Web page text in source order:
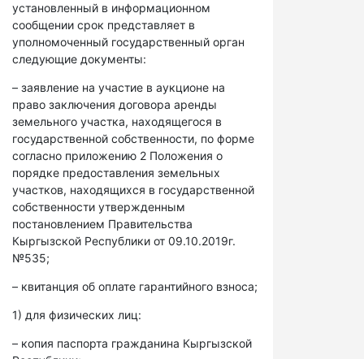
установленный в информационном
сообщении срок представляет в
уполномоченный государственный орган
следующие документы:
– заявление на участие в аукционе на
право заключения договора аренды
земельного участка, находящегося в
государственной собственности, по форме
согласно приложению 2 Положения о
порядке предоставления земельных
участков, находящихся в государственной
собственности утвержденным
постановлением Правительства
Кыргызской Республики от 09.10.2019г.
№535;
– квитанция об оплате гарантийного взноса;
1) для физических лиц:
– копия паспорта гражданина Кыргызской